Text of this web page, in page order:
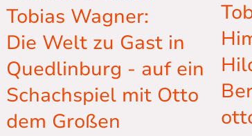
Tobias Wagner:
Die Welt zu Gast in
Quedlinburg - auf ein
Schachspiel mit Otto
dem Großen